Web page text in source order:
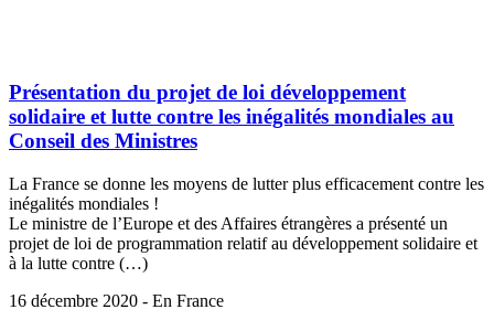
Présentation du projet de loi développement
solidaire et lutte contre les inégalités mondiales au
Conseil des Ministres
La France se donne les moyens de lutter plus efficacement contre les
inégalités mondiales !
Le ministre de l’Europe et des Affaires étrangères a présenté un
projet de loi de programmation relatif au développement solidaire et
à la lutte contre (…)
16 décembre 2020 - En France